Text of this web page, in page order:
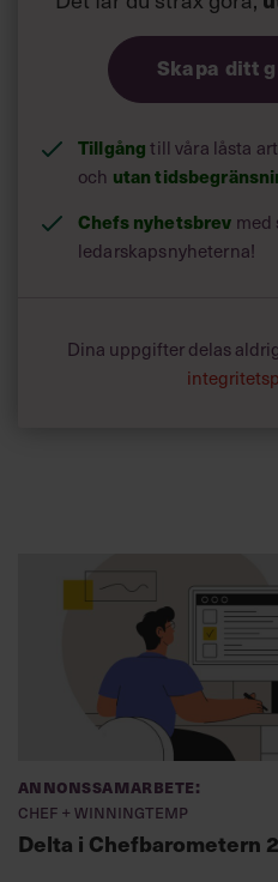
Skapa ditt
Tillgångtill våra låsta
och utan
Chefs nyhetsbrev med
ledarskapsnyheterna!
Dina uppgifter delas
Annonssamarbete:
Chef + Winningtemp
Delta i Chefbarometern